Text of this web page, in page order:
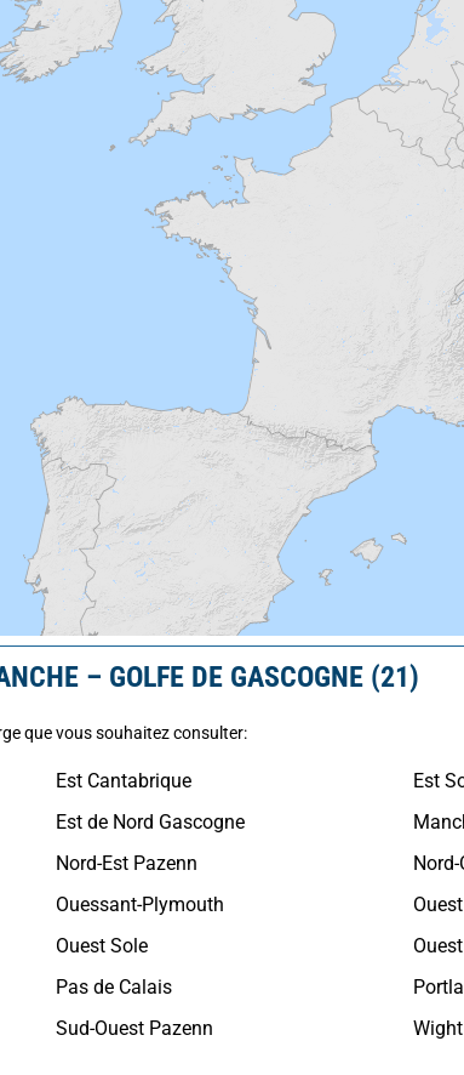
– GOLFE DE GASCOGNE (21)
que vous souhaitez consulter:
Est Cantabrique
Est
Est de Nord Gascogne
Nord-Est Pazenn
Ouessant-Plymouth
Ouest Sole
Pas de Calais
Sud-Ouest Pazenn Wight